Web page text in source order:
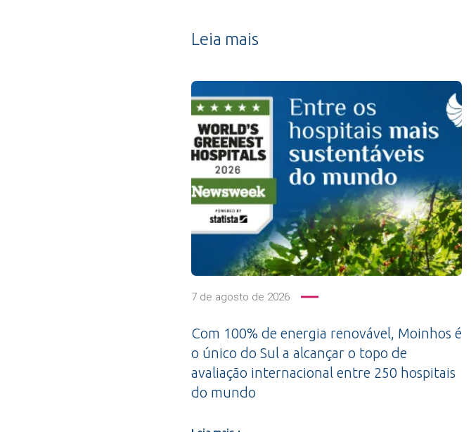
Leia mais
7 de agosto de 2026
Com 100% de energia renovável, Moinhos é
o único do Sul a alcançar o topo de
avaliação internacional entre 250 hospitais
do mundo